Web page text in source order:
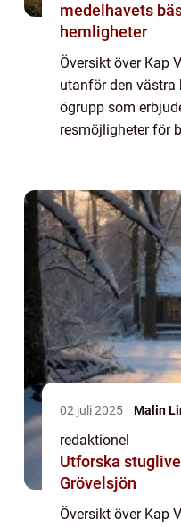
medelhavets
hemligheter
Översikt över Kap
utanför den västra
ögrupp som
resmöjligheter för
världe...
02 juli 2025 Malin
redaktionel
Utforska
Grövelsjön
Översikt över Kap